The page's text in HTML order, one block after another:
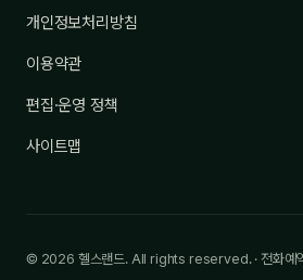
개인정보처리방침
이용약관
편집·운영 정책
사이트맵
© 2026 헬스랜드. All rights reserved. · 전화